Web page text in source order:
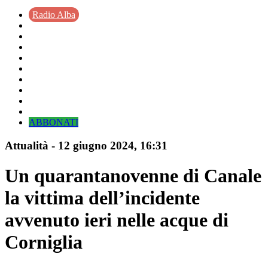
Radio Alba
ABBONATI
Attualità - 12 giugno 2024, 16:31
Un quarantanovenne di Canale
la vittima dell’incidente
avvenuto ieri nelle acque di
Corniglia